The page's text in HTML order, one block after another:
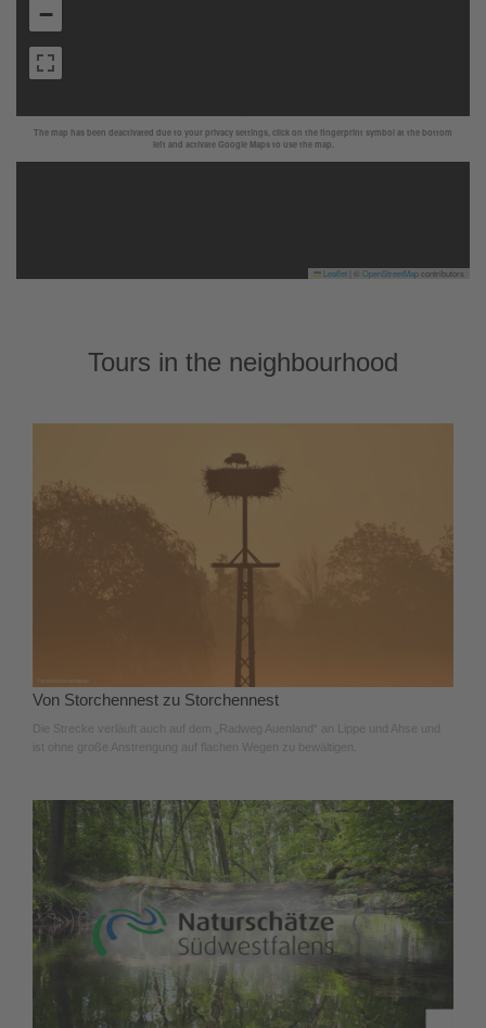
The map has been deactivated due to your privacy settings, click on the fingerprint symbol at the bottom
left and activate Google Maps to use the map.
−
Leaflet OpenStreetMapcontributors
Tours in the neighbourhood
Von Storchennest zu Storchennest
Die Strecke verläuft auch auf dem „Radweg Auenland“ an Lippe und Ahse und
ist ohne große Anstrengung auf flachen Wegen zu bewältigen.